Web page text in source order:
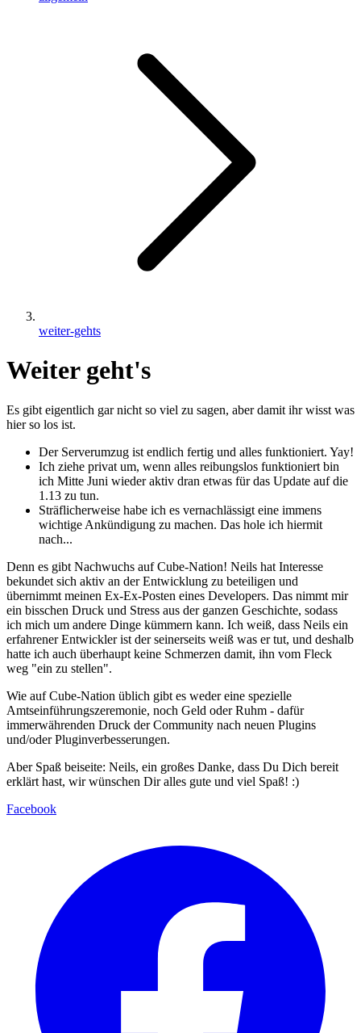
weiter-gehts
Weiter geht's
Es gibt eigentlich gar nicht so viel zu sagen, aber damit ihr wisst was
hier so los ist.
Der Serverumzug ist endlich fertig und alles funktioniert. Yay!
Ich ziehe privat um, wenn alles reibungslos funktioniert bin
ich Mitte Juni wieder aktiv dran etwas für das Update auf die
1.13 zu tun.
Sträflicherweise habe ich es vernachlässigt eine immens
wichtige Ankündigung zu machen. Das hole ich hiermit
nach...
Denn es gibt Nachwuchs auf Cube-Nation! Neils hat Interesse
bekundet sich aktiv an der Entwicklung zu beteiligen und
übernimmt meinen Ex-Ex-Posten eines Developers. Das nimmt mir
ein bisschen Druck und Stress aus der ganzen Geschichte, sodass
ich mich um andere Dinge kümmern kann. Ich weiß, dass Neils ein
erfahrener Entwickler ist der seinerseits weiß was er tut, und deshalb
hatte ich auch überhaupt keine Schmerzen damit, ihn vom Fleck
weg "ein zu stellen".
Wie auf Cube-Nation üblich gibt es weder eine spezielle
Amtseinführungszeremonie, noch Geld oder Ruhm - dafür
immerwährenden Druck der Community nach neuen Plugins
und/oder Pluginverbesserungen.
Aber Spaß beiseite: Neils, ein großes Danke, dass Du Dich bereit
erklärt hast, wir wünschen Dir alles gute und viel Spaß! :)
Facebook